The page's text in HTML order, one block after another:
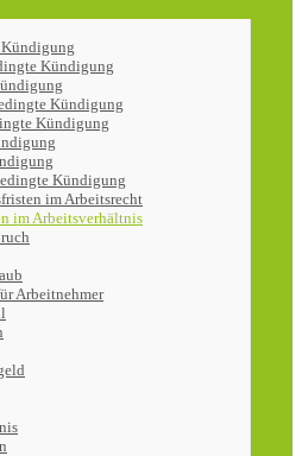
Kündigung
Kündigung
Kündigung
Kündigung
im Arbeitsrecht
im Arbeitsverhältnis
Arbeitnehmer